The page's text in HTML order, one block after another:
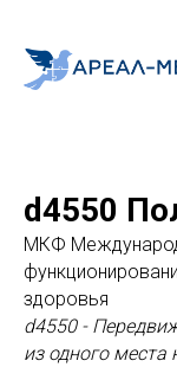
d4550
МКФ
здоровья
d4550 -
из одного места